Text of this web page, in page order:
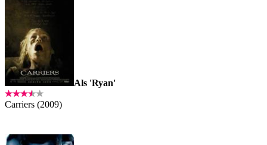
Als 'Ryan'
Carriers (2009)